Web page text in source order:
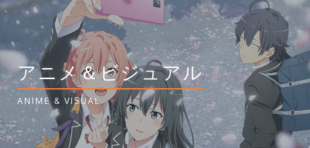
アニメ＆ビジュアル
ANIME & VISUAL